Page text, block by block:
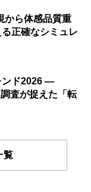
から体感品質重
正確なシミュレ
ンド2026 ―
査が捉えた「転
覧